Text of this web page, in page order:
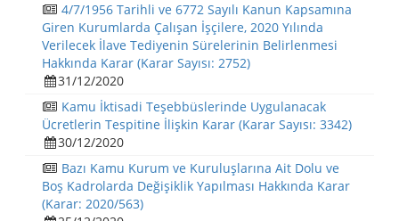
4/7/1956 Tarihli ve 6772 Sayılı Kanun Kapsamına
Giren Kurumlarda Çalışan İşçilere, 2020 Yılında
Verilecek İlave Tediyenin Sürelerinin Belirlenmesi
Hakkında Karar (Karar Sayısı: 2752)
31/12/2020
Kamu İktisadi Teşebbüslerinde Uygulanacak
Ücretlerin Tespitine İlişkin Karar (Karar Sayısı: 3342)
30/12/2020
Bazı Kamu Kurum ve Kuruluşlarına Ait Dolu ve
Boş Kadrolarda Değişiklik Yapılması Hakkında Karar
(Karar: 2020/563)